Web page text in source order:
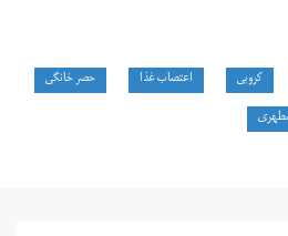
کروبی اعتصاب غذا
حصر خانگی